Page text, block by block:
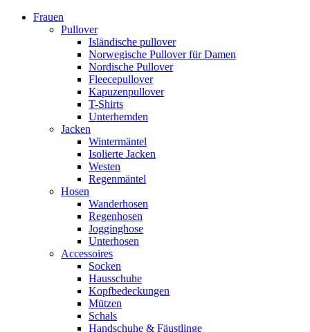
Frauen
Pullover
Isländische pullover
Norwegische Pullover für Damen
Nordische Pullover
Fleecepullover
Kapuzenpullover
T-Shirts
Unterhemden
Jacken
Wintermäntel
Isolierte Jacken
Westen
Regenmäntel
Hosen
Wanderhosen
Regenhosen
Jogginghose
Unterhosen
Accessoires
Socken
Hausschuhe
Kopfbedeckungen
Mützen
Schals
Handschuhe & Fäustlinge